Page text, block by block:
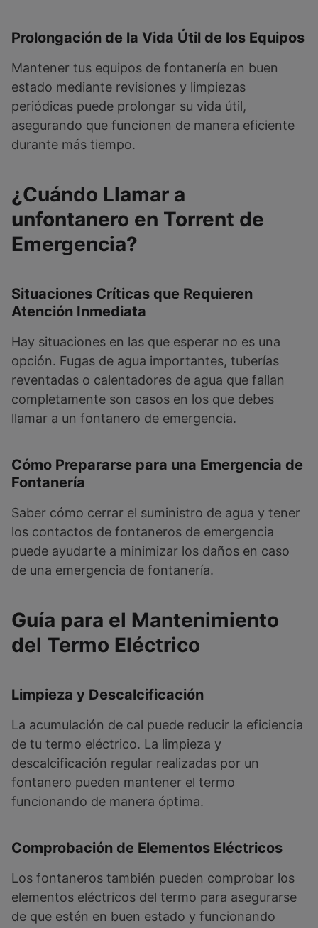
Prolongación de la Vida Útil de los Equipos
Mantener tus equipos de fontanería en buen
estado mediante revisiones y limpiezas
periódicas puede prolongar su vida útil,
asegurando que funcionen de manera eficiente
durante más tiempo.
¿Cuándo Llamar a
unfontanero en Torrent de
Emergencia?
Situaciones Críticas que Requieren
Atención Inmediata
Hay situaciones en las que esperar no es una
opción. Fugas de agua importantes, tuberías
reventadas o calentadores de agua que fallan
completamente son casos en los que debes
llamar a un fontanero de emergencia.
Cómo Prepararse para una Emergencia de
Fontanería
Saber cómo cerrar el suministro de agua y tener
los contactos de fontaneros de emergencia
puede ayudarte a minimizar los daños en caso
de una emergencia de fontanería.
Guía para el Mantenimiento
del Termo Eléctrico
Limpieza y Descalcificación
La acumulación de cal puede reducir la eficiencia
de tu termo eléctrico. La limpieza y
descalcificación regular realizadas por un
fontanero pueden mantener el termo
funcionando de manera óptima.
Comprobación de Elementos Eléctricos
Los fontaneros también pueden comprobar los
elementos eléctricos del termo para asegurarse
de que estén en buen estado y funcionando